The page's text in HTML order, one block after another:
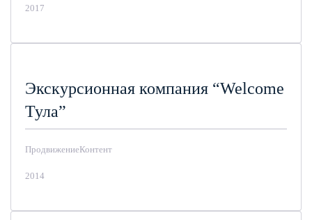
2017
Экскурсионная компания “Welcome
Тула”
ПродвижениеКонтент
2014